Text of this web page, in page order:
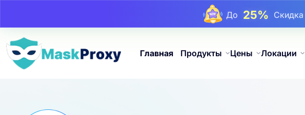
До17%
До25%Скидка
Главная Продукты Цены Локации